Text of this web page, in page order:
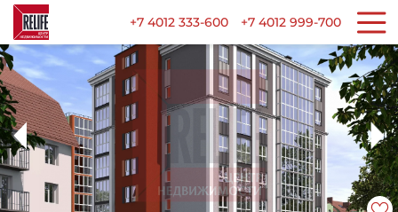
+7 4012 333-600 +7 4012 999-700